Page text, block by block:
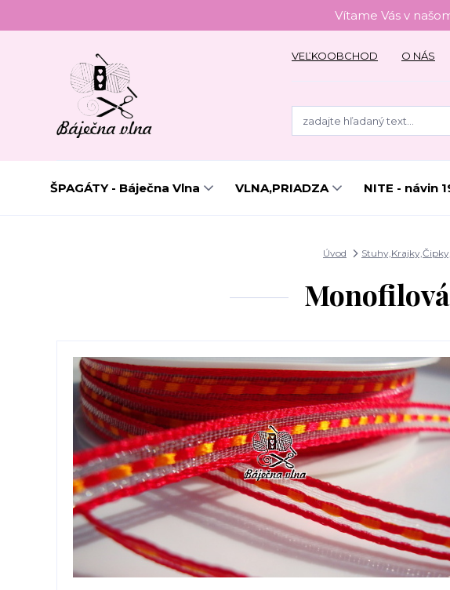
Vítame Vás v
VEĽKOOBCHOD O NÁS
ŠPAGÁTY - Báječna Vlna VLNA,PRIADZA NITE - návin
Úvod